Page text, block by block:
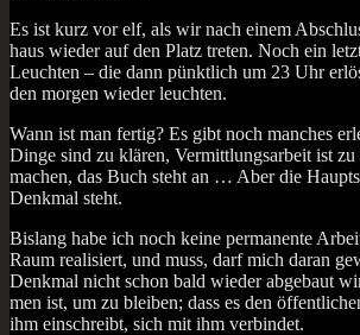
Es ist kurz vor elf, als wir nach einem
haus wie­der auf den Platz tre­ten. Noch ein
Leuch­ten – die dann pünkt­lich um 23 Uhr
den mor­gen wie­der leuchten.
Wann ist man fer­tig? Es gibt noch man­ches
Din­ge sind zu klä­ren, Ver­mitt­lungs­ar­beit ist zu
machen, das Buch steht an … Aber die
Denk­mal steht.
Bis­lang habe ich noch kei­ne per­ma­nen­te
Raum rea­li­siert, und muss, darf mich dar­an
Denk­mal nicht schon bald wie­der abge­baut
men ist, um zu blei­ben; dass es den
ihm ein­schreibt, sich mit ihm verbindet.